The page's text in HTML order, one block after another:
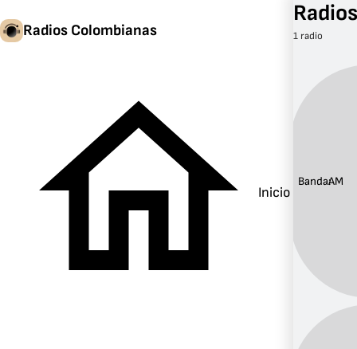
Radios Colombianas
Inicio
1 radio
Banda:AM